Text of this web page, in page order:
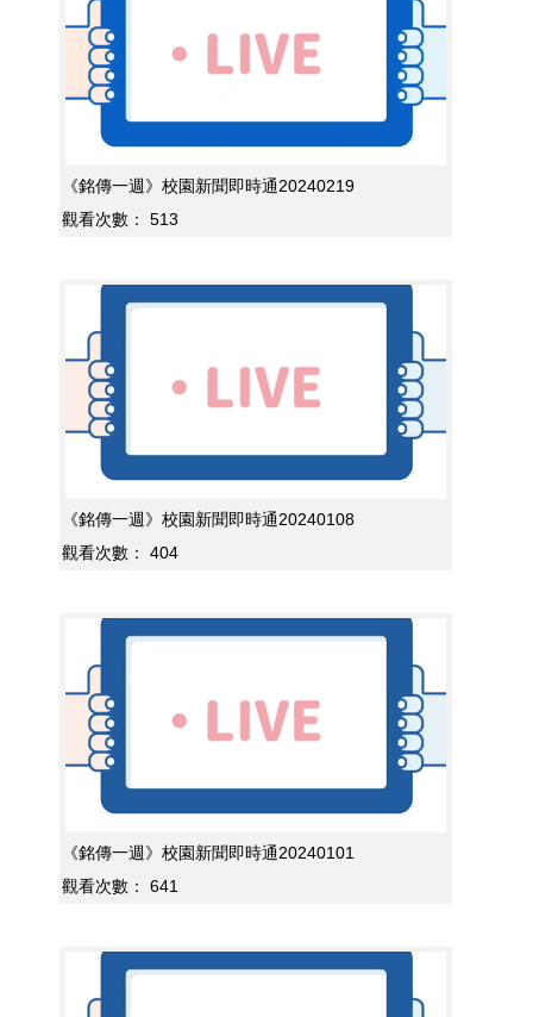
《銘傳一週》校園新聞即時通20240219
觀看次數：
513
《銘傳一週》校園新聞即時通20240108
觀看次數：
404
《銘傳一週》校園新聞即時通20240101
觀看次數：
641